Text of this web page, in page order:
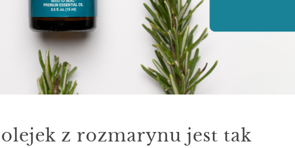
z rozmarynu jest tak